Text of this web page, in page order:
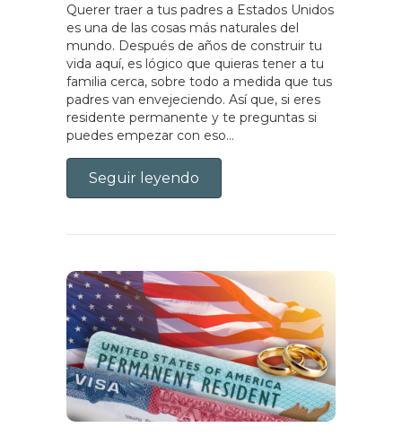
Querer traer a tus padres a Estados Unidos
es una de las cosas más naturales del
mundo. Después de años de construir tu
vida aquí, es lógico que quieras tener a tu
familia cerca, sobre todo a medida que tus
padres van envejeciendo. Así que, si eres
residente permanente y te preguntas si
puedes empezar con eso…
Seguir leyendo